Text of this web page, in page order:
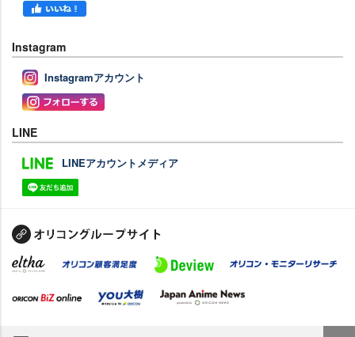
Instagram
Instagramアカウント
LINE
LINEアカウントメディア